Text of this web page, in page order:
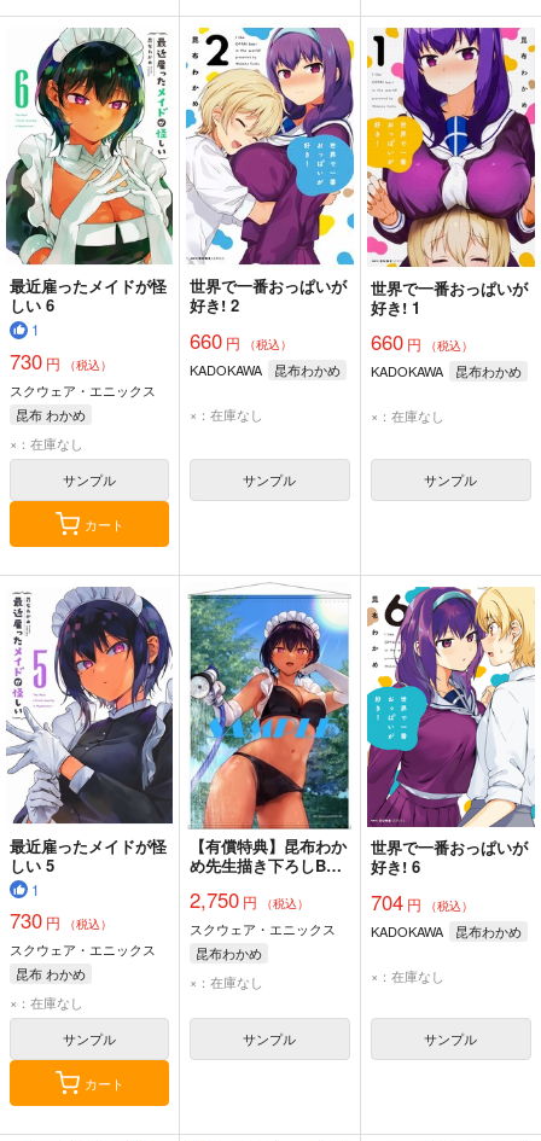
最近雇ったメイドが怪
しい 6
1
730 円 （税込）
スクウェア・エニックス
昆布 わかめ
×：在庫なし
サンプル
カート
世界で一番おっぱいが
好き! 2
660 円 （税込）
KADOKAWA 昆布わかめ
×：在庫なし
サンプル
世界で一番おっぱいが
好き! 1
660円 （税込）
KADOKAWA 昆布わかめ
×：在庫なし
サンプル
最近雇ったメイドが怪
しい 5
1
730 円 （税込）
スクウェア・エニックス
昆布 わかめ
×：在庫なし
サンプル
カート
【有償特典】昆布わか
め先生描き下ろしB2
ったメイドが怪しい）
2,750 円 （税込）
スクウェア・エニックス
昆布わかめ
×：在庫なし
サンプル
世界で一番おっぱいが
好き! 6
704円 （税込）
KADOKAWA 昆布わかめ
×：在庫なし
サンプル